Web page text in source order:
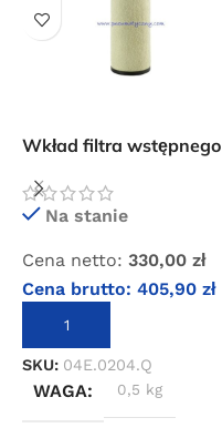
Wkład filtra wstępnego
Na stanie
Cena netto: 330,00 zł
Cena brutto: 405,90 zł
DODAJ DO KOSZYKA
SKU: 04E.0204.Q
WAGA 0,5 kg